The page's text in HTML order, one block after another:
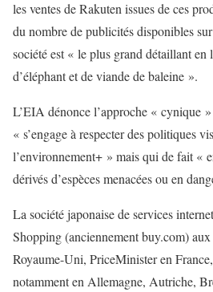
les ventes de Rakuten issues de ces
du nombre de publicités disponibles
société est « le plus grand détaillant en
d’éléphant et de viande de baleine ».
L’EIA dénonce l’approche « cynique
« s’engage à respecter des politiques
l’environnement+ » mais qui de fait «
dérivés d’espèces menacées ou en
La société japonaise de services
Shopping (anciennement buy.com)
Royaume-Uni, PriceMinister en
notamment en Allemagne, Autriche,